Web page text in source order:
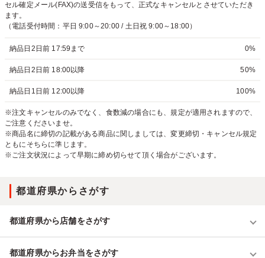
セル確定メール(FAX)の送受信をもって、正式なキャンセルとさせていただき
ます。
（電話受付時間：平日 9:00～20:00 / 土日祝 9:00～18:00）
納品日2日前 17:59まで 0%
納品日2日前 18:00以降 50%
納品日1日前 12:00以降 100%
※注文キャンセルのみでなく、食数減の場合にも、規定が適用されますので、
ご注意くださいませ。
※商品名に締切の記載がある商品に関しましては、変更締切・キャンセル規定
ともにそちらに準じます。
※ご注文状況によって早期に締め切らせて頂く場合がございます。
都道府県からさがす
都道府県から店舗をさがす
都道府県からお弁当をさがす